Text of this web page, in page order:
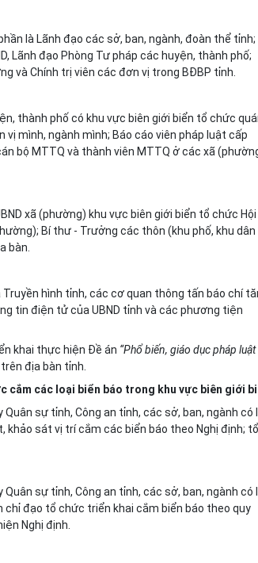
là Lãnh đạo các sở, ban, ngành, đoàn thể tỉnh;
Lãnh đạo Phòng Tư pháp các huyện, thành phố;
và Chính trị viên các đơn vị trong BĐBP tỉnh.
thành phố có khu vực biên giới biển tổ chức
mình, ngành mình; Báo cáo viên pháp luật cấp
bộ MTTQ và thành viên MTTQ ở các xã
xã (phường) khu vực biên giới biển tổ chức Hội
Bí thư - Trưởng các thôn (khu phố, khu dân
bàn.
hình tỉnh, các cơ quan thông tấn báo chí
tin điện tử của UBND tỉnh và các phương tiện
khai thực hiện Đề án “Phổ biến, giáo dục pháp luật
trên địa bàn tỉnh.
cắm các loại biển báo trong khu vực biên giới
Quân sự tỉnh, Công an tỉnh, các sở, ban, ngành có
khảo sát vị trí cắm các biển báo theo Nghị định;
Quân sự tỉnh, Công an tỉnh, các sở, ban, ngành có
chỉ đạo tổ chức triển khai cắm biển báo theo quy
Nghị định.